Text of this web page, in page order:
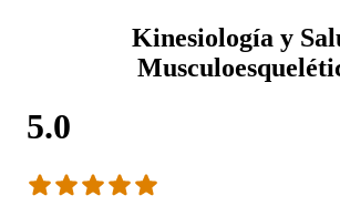
Kinesiología y
5.0